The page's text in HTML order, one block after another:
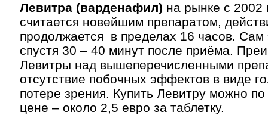
Левитра (варденафил) на рынке с 2002
считается новейшим препаратом,
продолжается в пределах 16 часов. Сам
спустя 30 – 40 минут после приёма.
Левитры над вышеперечисленными
отсутствие побочных эффектов в виде
потере зрения. Купить Левитру можно
цене – около 2,5 евро за таблетку.